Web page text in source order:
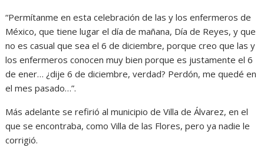
“Permítanme en esta celebración de las y los enfermeros de
México, que tiene lugar el día de mañana, Día de Reyes, y que
no es casual que sea el 6 de diciembre, porque creo que las y
los enfermeros conocen muy bien porque es justamente el 6
de ener… ¿dije 6 de diciembre, verdad? Perdón, me quedé en
el mes pasado…”.
Más adelante se refirió al municipio de Villa de Álvarez, en el
que se encontraba, como Villa de las Flores, pero ya nadie le
corrigió.